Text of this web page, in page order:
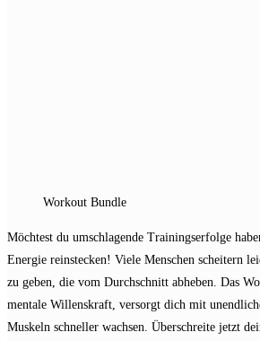
Workout Bundle
Möchtest du umschlagende Trainingserfolge
Energie reinstecken! Viele Menschen scheitern
zu geben, die vom Durchschnitt abheben. Das
mentale Willenskraft, versorgt dich mit
Muskeln schneller wachsen. Überschreite jetzt